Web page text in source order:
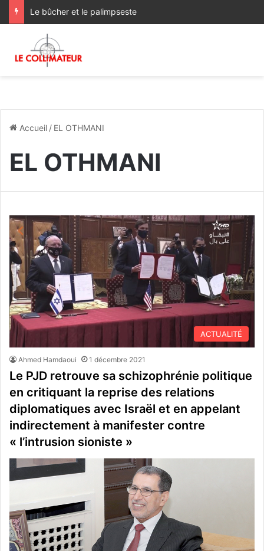
Le bûcher et le palimpseste
Accueil / EL OTHMANI
EL OTHMANI
ACTUALITÉ
Ahmed Hamdaoui 1 décembre 2021
Le PJD retrouve sa schizophrénie politique
en critiquant la reprise des relations
diplomatiques avec Israël et en appelant
indirectement à manifester contre
« l’intrusion sioniste »